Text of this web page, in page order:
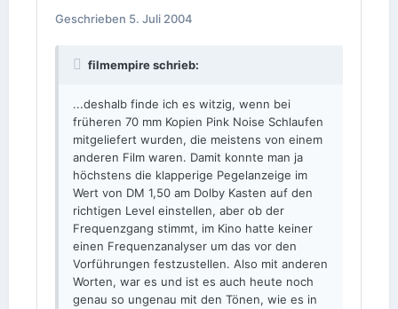
Geschrieben 5. Juli 2004
filmempire schrieb:
...deshalb finde ich es witzig, wenn bei
früheren 70 mm Kopien Pink Noise Schlaufen
mitgeliefert wurden, die meistens von einem
anderen Film waren. Damit konnte man ja
höchstens die klapperige Pegelanzeige im
Wert von DM 1,50 am Dolby Kasten auf den
richtigen Level einstellen, aber ob der
Frequenzgang stimmt, im Kino hatte keiner
einen Frequenzanalyser um das vor den
Vorführungen festzustellen. Also mit anderen
Worten, war es und ist es auch heute noch
genau so ungenau mit den Tönen, wie es in